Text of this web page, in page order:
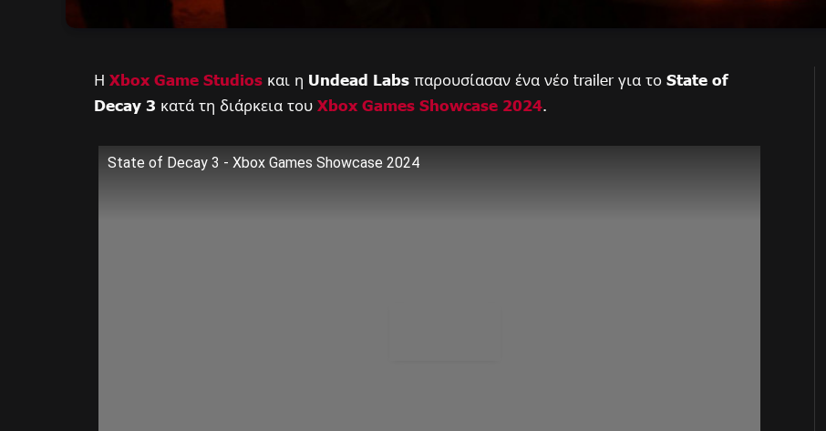
Η Xbox Game Studios και η Undead Labs παρουσίασαν ένα νέο trailer για το State of
Decay 3 κατά τη διάρκεια του Xbox Games Showcase 2024.
State of Decay 3 - Xbox Games Showcase 2024